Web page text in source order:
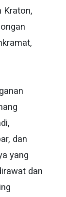
Kraton,
dan
yang
dan